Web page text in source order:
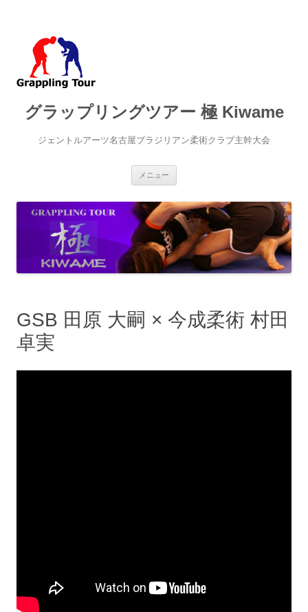
グラップリングツアー 極 Kiwame
ジェントルアーツ名古屋ブラジリアン柔術クラブ主幹大会
メニュー
ン
ツ
へ
ス
キ
ッ
プ
GSB 田原 大嗣 × 今成柔術 村田
卓実